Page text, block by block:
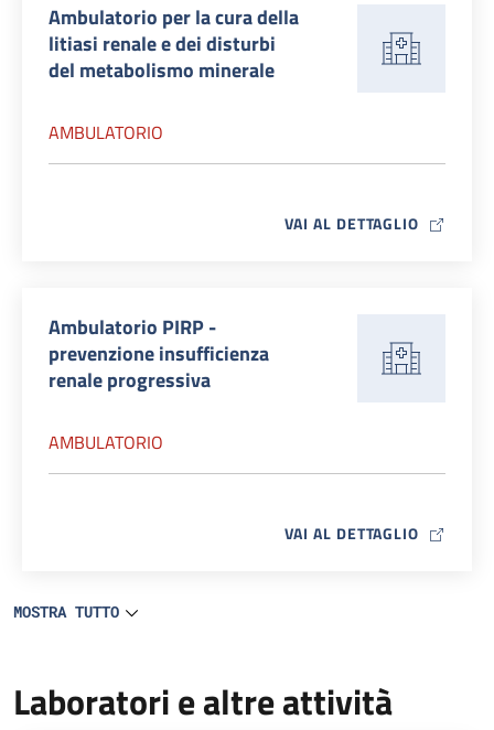
Ambulatorio per la cura della
litiasi renale e dei disturbi
del metabolismo minerale
AMBULATORIO
VAI AL DETTAGLIO MAP ICON
Ambulatorio PIRP -
prevenzione insufficienza
renale progressiva
AMBULATORIO
VAI AL DETTAGLIO MAP ICON
MOSTRA TUTTO
Laboratori e altre attività